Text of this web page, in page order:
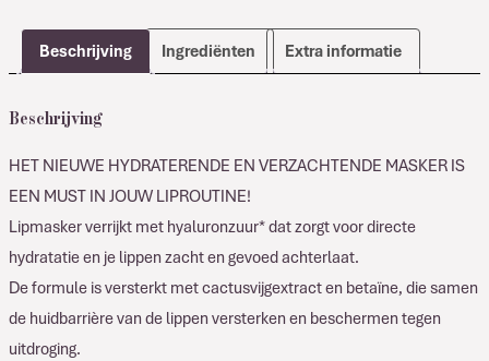
Boost
Lip
aantal
Beschrijving Ingrediënten Extra informatie
Beschrijving
HET NIEUWE HYDRATERENDE EN VERZACHTENDE MASKER IS
EEN MUST IN JOUW LIPROUTINE!
Lipmasker verrijkt met hyaluronzuur* dat zorgt voor directe
hydratatie en je lippen zacht en gevoed achterlaat.
De formule is versterkt met cactusvijgextract en betaïne, die samen
de huidbarrière van de lippen versterken en beschermen tegen
uitdroging.